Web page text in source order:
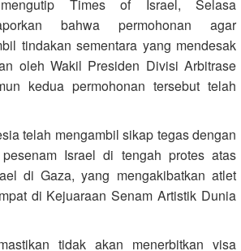
Times of Israel, Selasa
bahwa permohonan agar
tindakan sementara yang mendesak
oleh Wakil Presiden Divisi Arbitrase
kedua permohonan tersebut telah
telah mengambil sikap tegas dengan
Israel di tengah protes atas
di Gaza, yang mengakibatkan atlet
di Kejuaraan Senam Artistik Dunia
tidak akan menerbitkan visa